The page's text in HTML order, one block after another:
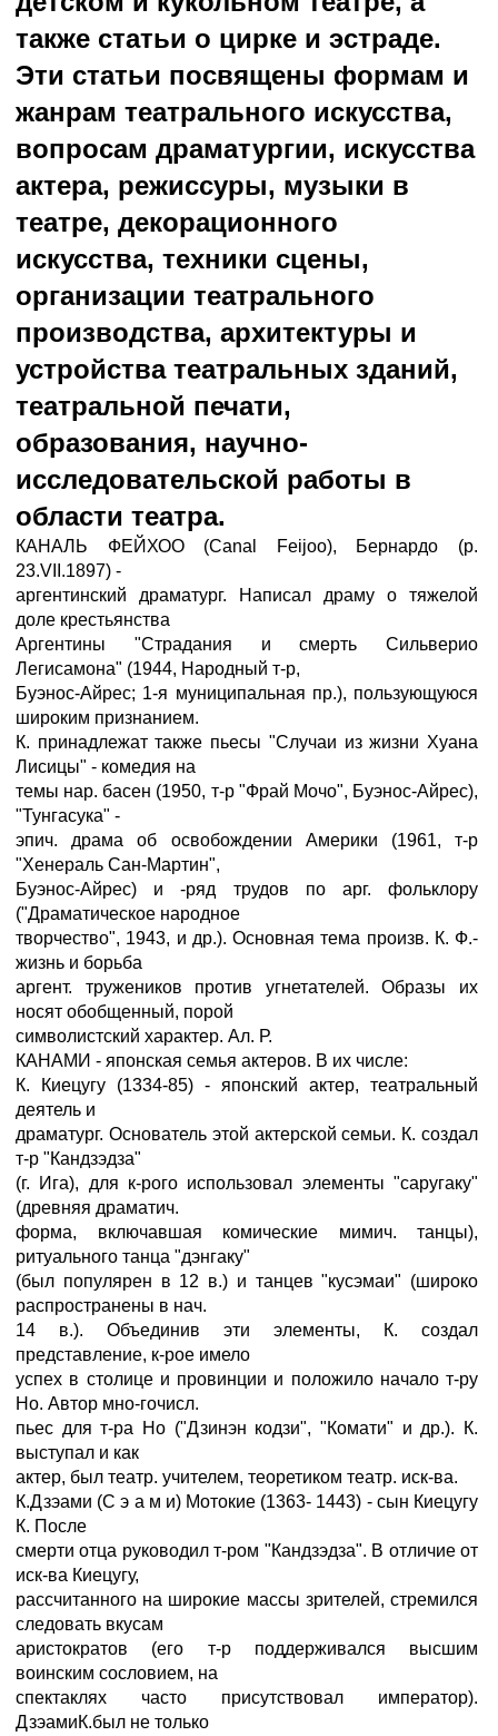
также статьи о цирке и эстраде.
Эти статьи посвящены формам и
жанрам театрального искусства,
вопросам драматургии, искусства
актера, режиссуры, музыки в
театре, декорационного
искусства, техники сцены,
организации театрального
производства, архитектуры и
устройства театральных зданий,
театральной печати,
образования, научно-
исследовательской работы в
области театра.
КАНАЛЬ ФЕЙХОО (Canal Feijoo), Бернардо (p.
23.VII.1897) -
аргентинский драматург. Написал драму о тяжелой
доле крестьянства
Аргентины "Страдания и смерть Сильверио
Легисамона" (1944, Народный т-р,
Буэнос-Айрес; 1-я муниципальная пр.), пользующуюся
широким признанием.
К. принадлежат также пьесы "Случаи из жизни Хуана
Лисицы" - комедия на
темы нар. басен (1950, т-р "Фрай Мочо", Буэнос-Айрес),
"Тунгасука" -
эпич. драма об освобождении Америки (1961, т-р
"Хенераль Сан-Мартин",
Буэнос-Айрес) и -ряд трудов по арг. фольклору
("Драматическое народное
творчество", 1943, и др.). Основная тема произв. К. Ф.-
жизнь и борьба
аргент. тружеников против угнетателей. Образы их
носят обобщенный, порой
символистский характер. Ал. Р.
КАНАМИ - японская семья актеров. В их числе:
К. Киецугу (1334-85) - японский актер, театральный
деятель и
драматург. Основатель этой актерской семьи. К. создал
т-р "Кандзэдза"
(г. Ига), для к-рого использовал элементы "саругаку"
(древняя драматич.
форма, включавшая комические мимич. танцы),
ритуального танца "дэнгаку"
(был популярен в 12 в.) и танцев "кусэмаи" (широко
распространены в нач.
14 в.). Объединив эти элементы, К. создал
представление, к-рое имело
успех в столице и провинции и положило начало т-ру
Но. Автор мно-гочисл.
пьес для т-ра Но ("Дзинэн кодзи", "Комати" и др.). К.
выступал и как
актер, был театр. учителем, теоретиком театр. иск-ва.
К.Дзэами (С э а м и) Мотокие (1363- 1443) - сын Киецугу
К. После
смерти отца руководил т-ром "Кандзэдза". В отличие от
иск-ва Киецугу,
рассчитанного на широкие массы зрителей, стремился
следовать вкусам
аристократов (его т-р поддерживался высшим
воинским сословием, на
спектаклях часто присутствовал император).
ДзэамиК.был не только